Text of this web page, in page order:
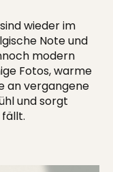
wieder im
Note und
modern
Fotos, warme
an vergangene
und sorgt